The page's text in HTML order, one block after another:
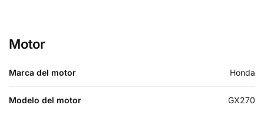
Motor
Marca del motor Honda
Modelo del motor GX270